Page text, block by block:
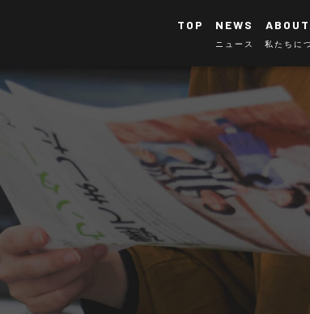
TOP NEWS
ニュース 私たちに